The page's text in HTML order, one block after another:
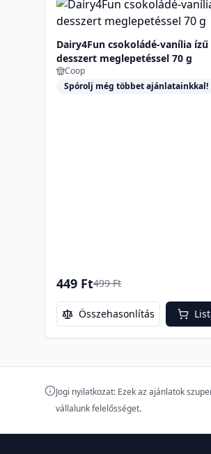
Dairy4Fun csokoládé-vanília ízű
desszert meglepetéssel 70 g
Coop
Spórolj még többet ajánlatainkkal!
449 Ft499 Ft
Összehasonlítás
Jogi nyilatkozat: Ezek az ajánlatok
vállalunk felelősséget.